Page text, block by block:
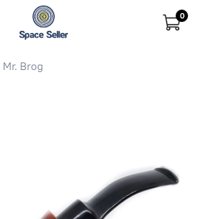
0
Mr. Brog